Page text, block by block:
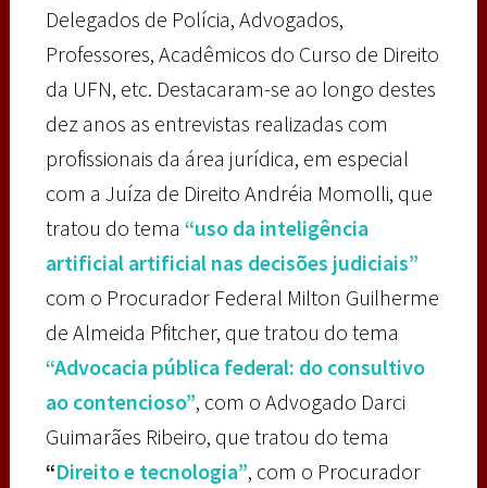
Delegados de Polícia, Advogados,
Professores, Acadêmicos do Curso de Direito
da UFN, etc. Destacaram-se ao longo destes
dez anos as entrevistas realizadas com
profissionais da área jurídica, em especial
com a Juíza de Direito Andréia Momolli, que
tratou do tema “uso da inteligência
artificial artificial nas decisões judiciais”
com o Procurador Federal Milton Guilherme
de Almeida Pfitcher, que tratou do tema
“Advocacia pública federal: do consultivo
ao contencioso”, com o Advogado Darci
Guimarães Ribeiro, que tratou do tema
“Direito e tecnologia”, com o Procurador